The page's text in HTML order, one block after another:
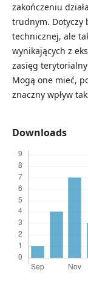
zakończeniu
trudnym. Dotyczy
technicznej, ale
wynikających z
zasięg
Mogą one mieć,
znaczny wpływ
Downloads